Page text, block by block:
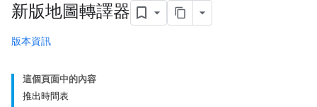
新版地圖轉譯器
版本資訊
這個頁面中的內容
推出時間表